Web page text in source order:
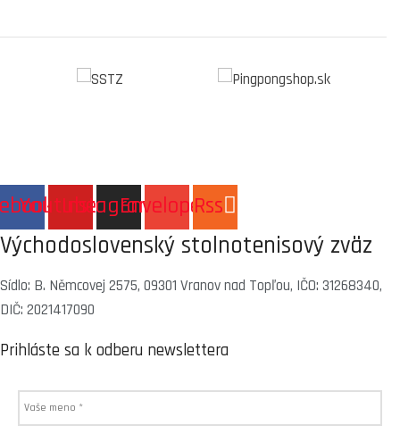
YoutubeInstagramEnvelopeRss
Východoslovenský stolnotenisový zväz
Sídlo: B. Němcovej 2575, 09301 Vranov nad Topľou, IČO: 31268340,
DIČ: 2021417090
Prihláste sa k odberu newslettera